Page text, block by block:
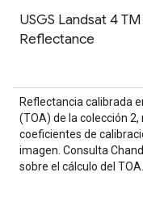
USGS Landsat 4
Reflectance
Reflectancia calibrada
(TOA) de la colección 2,
coeficientes de
imagen. Consulta
sobre el cálculo del TOA.